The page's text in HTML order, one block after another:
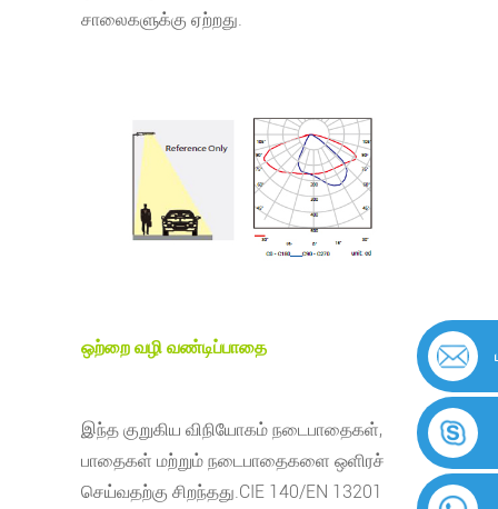
சாலைகளுக்கு ஏற்றது.
ஒற்றை வழி வண்டிப்பாதை
இந்த குறுகிய விநியோகம் நடைபாதைகள்,
பாதைகள் மற்றும் நடைபாதைகளை ஒளிரச்
செய்வதற்கு சிறந்தது.CIE 140/EN 13201